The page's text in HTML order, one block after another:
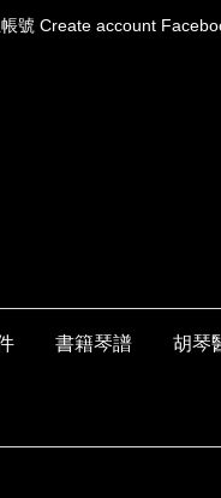
號 Create account
書籍琴譜 胡琴